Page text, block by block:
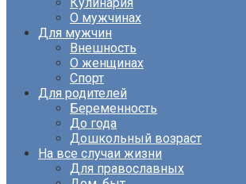
О мужчинах
Для мужчин
Внешность
О женщинах
Спорт
Для родителей
Беременность
До года
Дошкольный возраст
На все случаи жизни
Для православных